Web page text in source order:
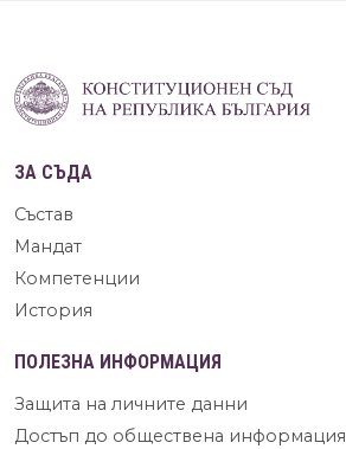
ЗА СЪДА
Състав
Мандат
Компетенции
История
ПОЛЕЗНА ИНФОРМАЦИЯ
Защита на личните данни
Достъп до обществена информация